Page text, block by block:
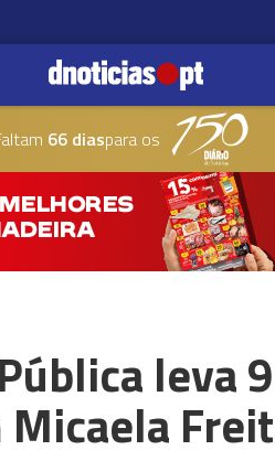
66 diaspara os
leva